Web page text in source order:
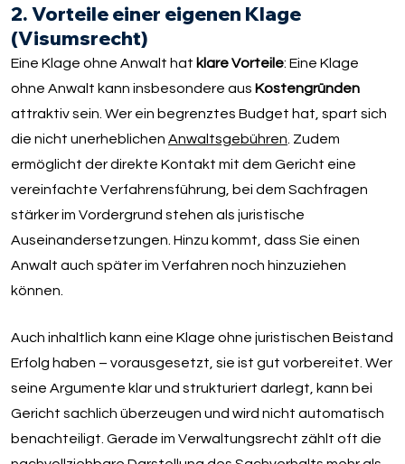
2. Vorteile einer eigenen Klage
(Visumsrecht)
Eine Klage ohne Anwalt hat klare Vorteile: Eine Klage
ohne Anwalt kann insbesondere aus Kostengründen
attraktiv sein. Wer ein begrenztes Budget hat, spart sich
die nicht unerheblichen Anwaltsgebühren . Zudem
ermöglicht der direkte Kontakt mit dem Gericht eine
vereinfachte Verfahrensführung, bei dem Sachfragen
stärker im Vordergrund stehen als juristische
Auseinandersetzungen. Hinzu kommt, dass Sie einen
Anwalt auch später im Verfahren noch hinzuziehen
können.
Auch inhaltlich kann eine Klage ohne juristischen Beistand
Erfolg haben – vorausgesetzt, sie ist gut vorbereitet. Wer
seine Argumente klar und strukturiert darlegt, kann bei
Gericht sachlich überzeugen und wird nicht automatisch
benachteiligt. Gerade im Verwaltungsrecht zählt oft die